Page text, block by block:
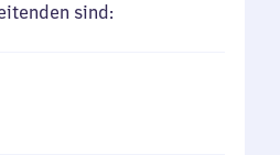
sind: